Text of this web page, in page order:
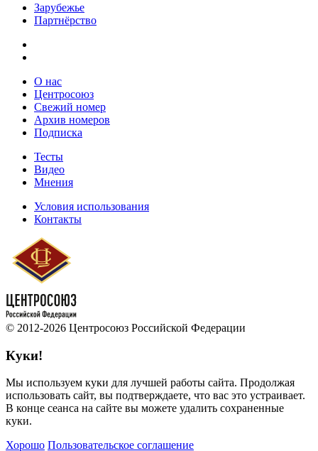
Зарубежье
Партнёрство
О нас
Центросоюз
Свежий номер
Архив номеров
Подписка
Тесты
Видео
Мнения
Условия использования
Контакты
© 2012-2026 Центросоюз Российской Федерации
Куки!
Мы используем куки для лучшей работы сайта. Продолжая
использовать сайт, вы подтверждаете, что вас это устраивает.
В конце сеанса на сайте вы можете удалить сохраненные
куки.
Хорошо Пользовательское соглашение